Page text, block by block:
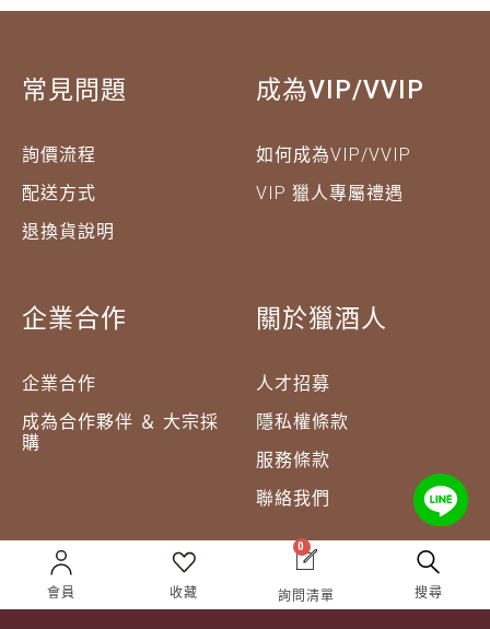
常見問題
詢價流程
配送方式
退換貨說明
成為VIP/VVIP
如何成為VIP/VVIP
VIP 獵人專屬禮遇
企業合作
企業合作
成為合作夥伴 ＆ 大宗採
購
關於獵酒人
人才招募
隱私權條款
服務條款
聯絡我們
會員 收藏
0
詢問清單 搜尋